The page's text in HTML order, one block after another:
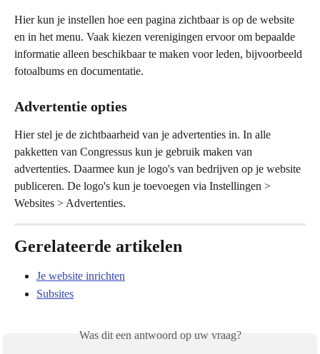
Hier kun je instellen hoe een pagina zichtbaar is op de website
en in het menu. Vaak kiezen verenigingen ervoor om bepaalde
informatie alleen beschikbaar te maken voor leden, bijvoorbeeld
fotoalbums en documentatie.
Advertentie opties
Hier stel je de zichtbaarheid van je advertenties in. In alle
pakketten van Congressus kun je gebruik maken van
advertenties. Daarmee kun je logo's van bedrijven op je website
publiceren. De logo's kun je toevoegen via Instellingen >
Websites > Advertenties.
Gerelateerde artikelen
Je website inrichten
Subsites
Was dit een antwoord op uw vraag?